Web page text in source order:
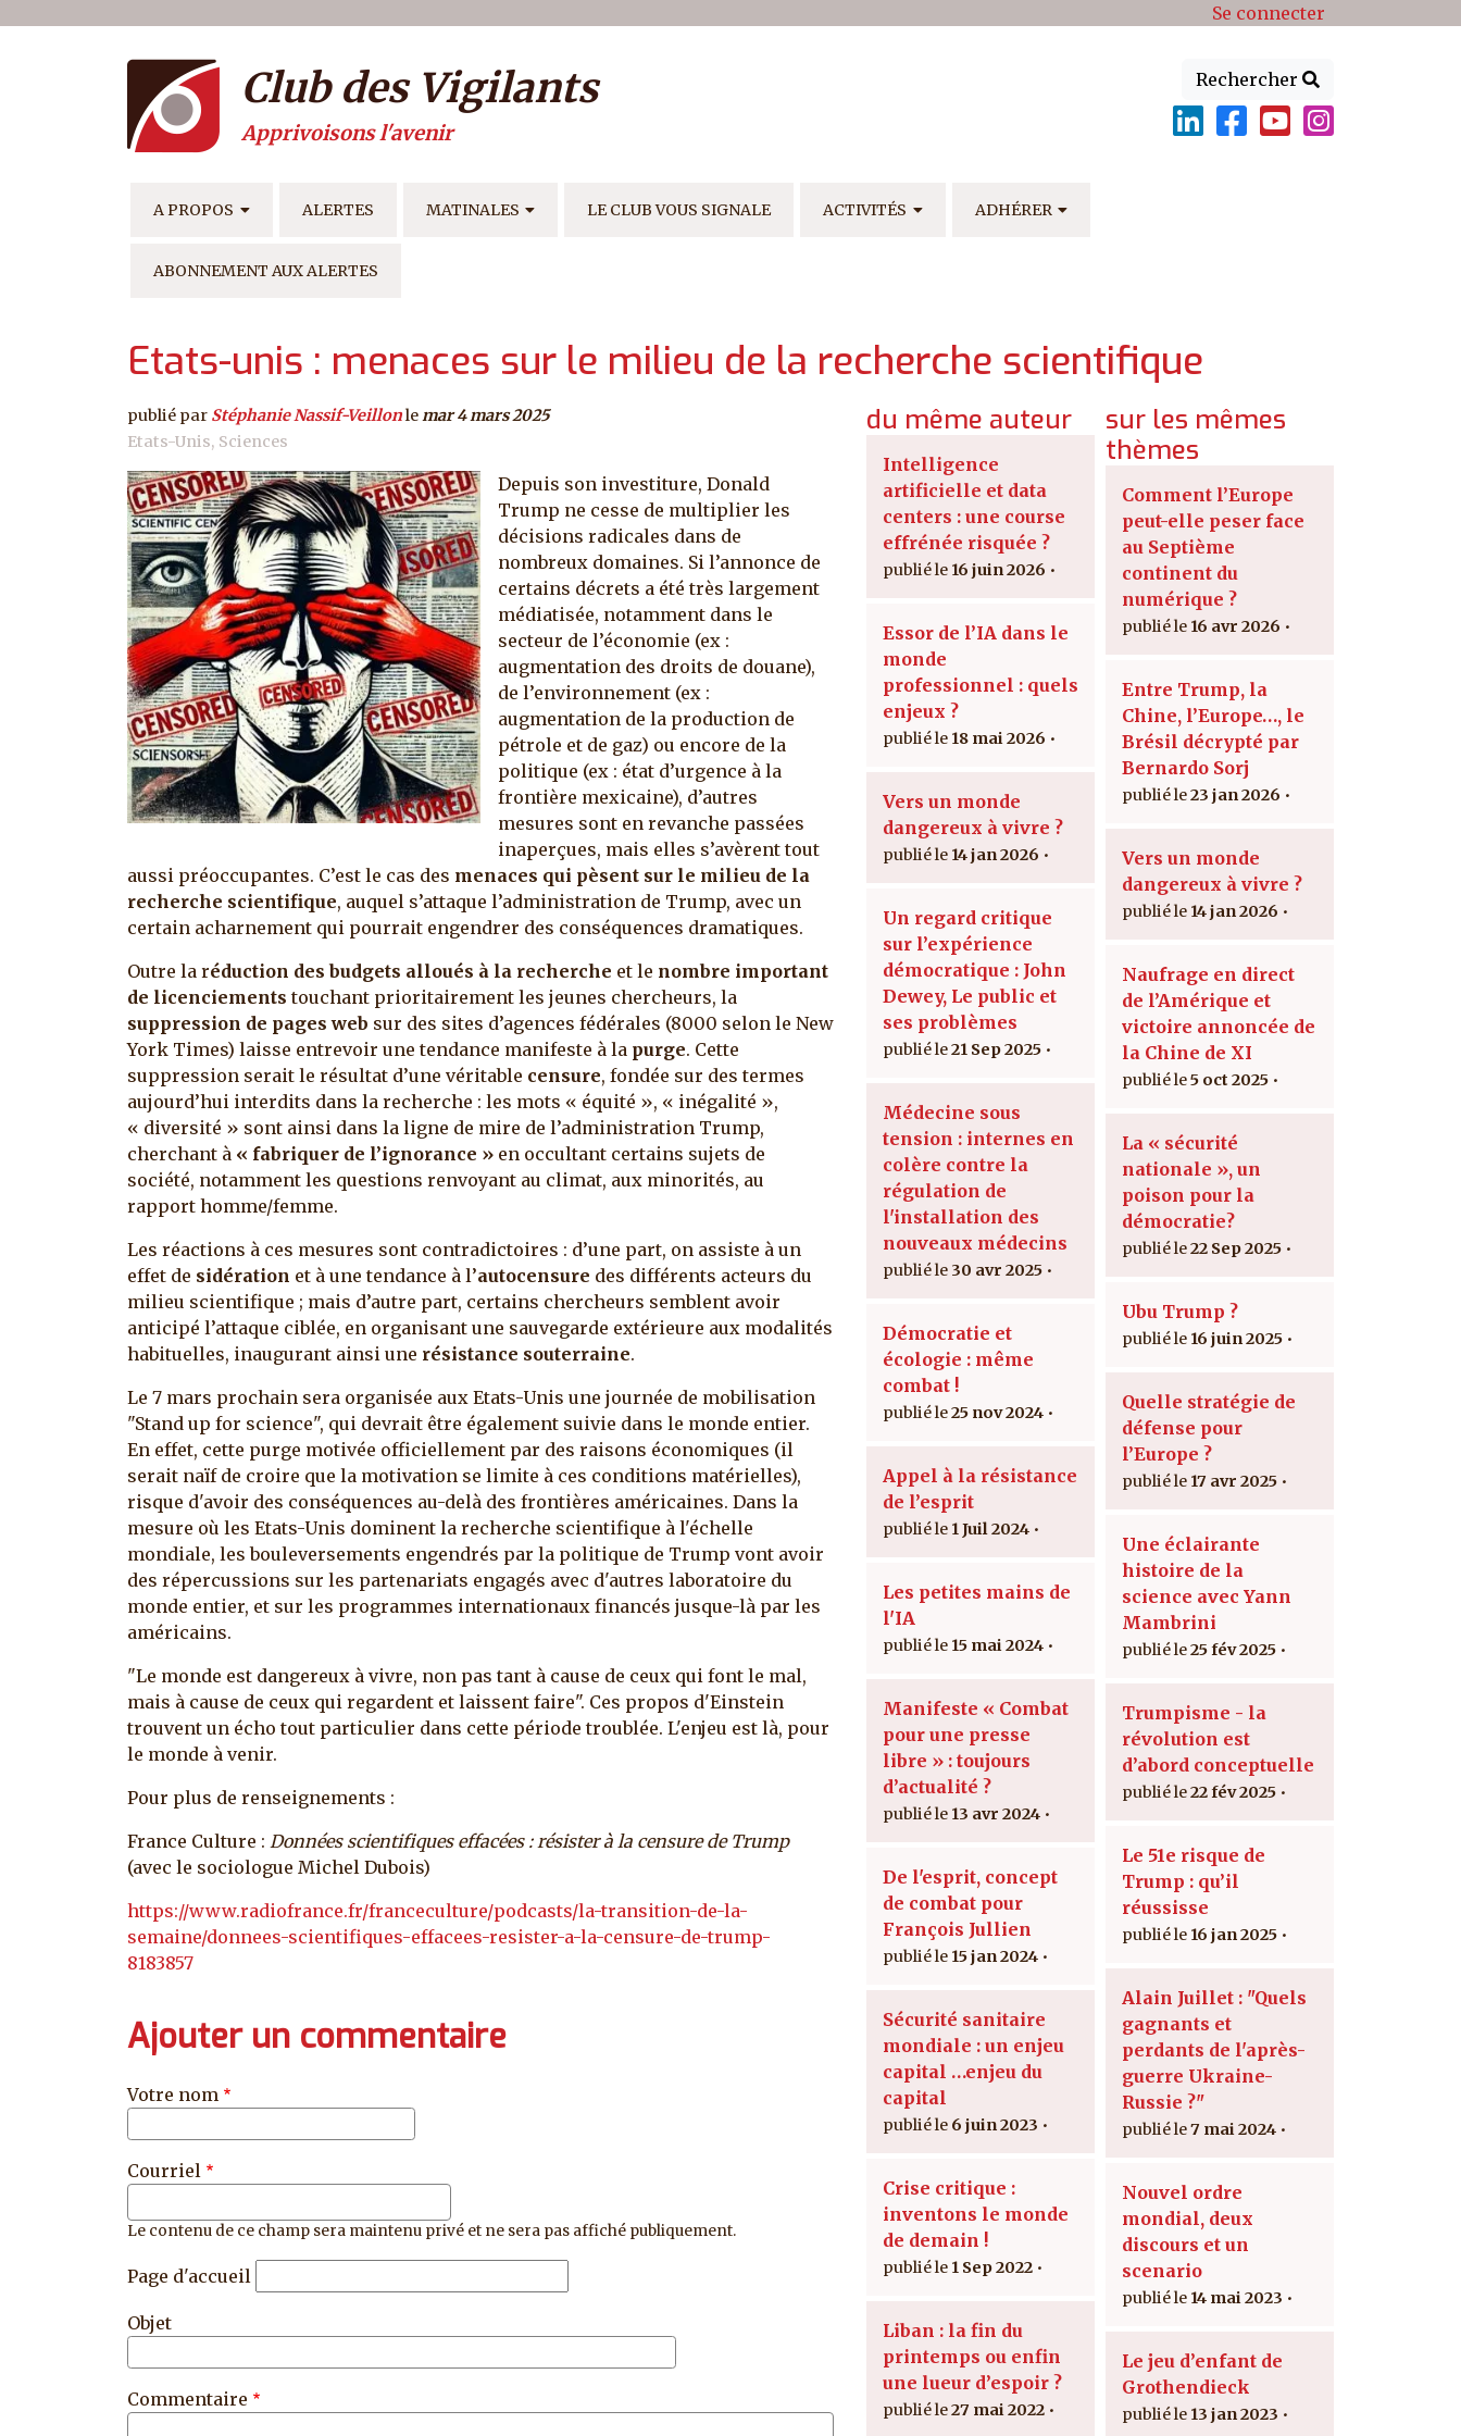
Menu du compte de l'utilisateur Se connecter
Rechercher
Club des Vigilants
Apprivoisons l'avenir
NAVIGATION PRINCIPALE
A PROPOS ALERTES MATINALES LE CLUB VOUS SIGNALE ACTIVITÉS ADHÉRER
ABONNEMENT AUX ALERTES
Etats-unis : menaces sur le milieu de la recherche scientifique
publié par Stéphanie Nassif-Veillonle mar 4 mars 2025
Etats-Unis Sciences
Depuis son investiture, Donald
Trump ne cesse de multiplier les
décisions radicales dans de
nombreux domaines. Si l’annonce de
certains décrets a été très largement
médiatisée, notamment dans le
secteur de l’économie (ex :
augmentation des droits de douane),
de l’environnement (ex :
augmentation de la production de
pétrole et de gaz) ou encore de la
politique (ex : état d’urgence à la
frontière mexicaine), d’autres
mesures sont en revanche passées
inaperçues, mais elles s’avèrent tout
aussi préoccupantes. C’est le cas des menaces qui pèsent sur le milieu de la
recherche scientifique, auquel s’attaque l’administration de Trump, avec un
certain acharnement qui pourrait engendrer des conséquences dramatiques.
Outre la réduction des budgets alloués à la recherche et le nombre important
de licenciements touchant prioritairement les jeunes chercheurs, la
suppression de pages web sur des sites d’agences fédérales (8000 selon le New
York Times) laisse entrevoir une tendance manifeste à la purge. Cette
suppression serait le résultat d’une véritable censure, fondée sur des termes
aujourd’hui interdits dans la recherche : les mots « équité », « inégalité »,
« diversité » sont ainsi dans la ligne de mire de l’administration Trump,
cherchant à « fabriquer de l’ignorance » en occultant certains sujets de
société, notamment les questions renvoyant au climat, aux minorités, au
rapport homme/femme.
Les réactions à ces mesures sont contradictoires : d’une part, on assiste à un
effet de sidération et à une tendance à l’autocensure des différents acteurs du
milieu scientifique ; mais d’autre part, certains chercheurs semblent avoir
anticipé l’attaque ciblée, en organisant une sauvegarde extérieure aux modalités
habituelles, inaugurant ainsi une résistance souterraine.
Le 7 mars prochain sera organisée aux Etats-Unis une journée de mobilisation
"Stand up for science", qui devrait être également suivie dans le monde entier.
En effet, cette purge motivée officiellement par des raisons économiques (il
serait naïf de croire que la motivation se limite à ces conditions matérielles),
risque d'avoir des conséquences au-delà des frontières américaines. Dans la
mesure où les Etats-Unis dominent la recherche scientifique à l'échelle
mondiale, les bouleversements engendrés par la politique de Trump vont avoir
des répercussions sur les partenariats engagés avec d'autres laboratoire du
monde entier, et sur les programmes internationaux financés jusque-là par les
américains.
"Le monde est dangereux à vivre, non pas tant à cause de ceux qui font le mal,
mais à cause de ceux qui regardent et laissent faire". Ces propos d'Einstein
trouvent un écho tout particulier dans cette période troublée. L'enjeu est là, pour
le monde à venir.
Pour plus de renseignements :
France Culture : Données scientifiques effacées : résister à la censure de Trump
(avec le sociologue Michel Dubois)
https://www.radiofrance.fr/franceculture/podcasts/la-transition-de-la-
semaine/donnees-scientifiques-effacees-resister-a-la-censure-de-trump-
8183857
Ajouter un commentaire
Votre nom
Courriel
Le contenu de ce champ sera maintenu privé et ne sera pas affiché publiquement.
Page d'accueil
Objet
Commentaire
du même auteur
Intelligence
artificielle et data
centers : une course
effrénée risquée ?
16 juin 2026
Essor de l’IA dans le
monde
professionnel : quels
enjeux ?
18 mai 2026
Vers un monde
dangereux à vivre ?
14 jan 2026
Un regard critique
sur l’expérience
démocratique : John
Dewey, Le public et
ses problèmes
21 Sep 2025
Médecine sous
tension : internes en
colère contre la
régulation de
l'installation des
nouveaux médecins
30 avr 2025
Démocratie et
écologie : même
combat !
25 nov 2024
Appel à la résistance
de l’esprit
1 Juil 2024
Les petites mains de
l'IA
15 mai 2024
Manifeste « Combat
pour une presse
libre » : toujours
d’actualité ?
13 avr 2024
De l'esprit, concept
de combat pour
François Jullien
15 jan 2024
Sécurité sanitaire
mondiale : un enjeu
capital …enjeu du
capital
6 juin 2023
Crise critique :
inventons le monde
de demain !
1 Sep 2022
Liban : la fin du
printemps ou enfin
une lueur d’espoir ?
27 mai 2022
sur les mêmes
thèmes
Comment l’Europe
peut-elle peser face
au Septième
continent du
numérique ?
16 avr 2026
Entre Trump, la
Chine, l’Europe…, le
Brésil décrypté par
Bernardo Sorj
23 jan 2026
Vers un monde
dangereux à vivre ?
14 jan 2026
Naufrage en direct
de l’Amérique et
victoire annoncée de
la Chine de XI
5 oct 2025
La « sécurité
nationale », un
poison pour la
démocratie?
22 Sep 2025
Ubu Trump ?
16 juin 2025
Quelle stratégie de
défense pour
l’Europe ?
17 avr 2025
Une éclairante
histoire de la
science avec Yann
Mambrini
25 fév 2025
Trumpisme - la
révolution est
d’abord conceptuelle
22 fév 2025
Le 51e risque de
Trump : qu’il
réussisse
16 jan 2025
Alain Juillet : "Quels
gagnants et
perdants de l'après-
guerre Ukraine-
Russie ?"
7 mai 2024
Nouvel ordre
mondial, deux
discours et un
scenario
14 mai 2023
Le jeu d’enfant de
Grothendieck
13 jan 2023